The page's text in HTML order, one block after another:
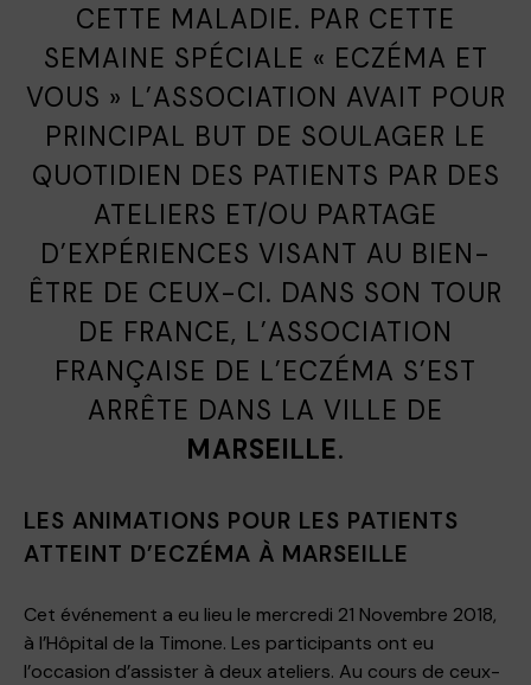
CETTE MALADIE. PAR CETTE
SEMAINE SPÉCIALE « ECZÉMA ET
VOUS » L’ASSOCIATION AVAIT POUR
PRINCIPAL BUT DE SOULAGER LE
QUOTIDIEN DES PATIENTS PAR DES
ATELIERS ET/OU PARTAGE
D’EXPÉRIENCES VISANT AU BIEN-
ÊTRE DE CEUX-CI. DANS SON TOUR
DE FRANCE, L’ASSOCIATION
FRANÇAISE DE L’ECZÉMA S’EST
ARRÊTE DANS LA VILLE DE
MARSEILLE.
LES ANIMATIONS POUR LES PATIENTS
ATTEINT D’ECZÉMA À MARSEILLE
Cet événement a eu lieu le mercredi 21 Novembre 2018,
à l’Hôpital de la Timone. Les participants ont eu
l’occasion d’assister à deux ateliers. Au cours de ceux-